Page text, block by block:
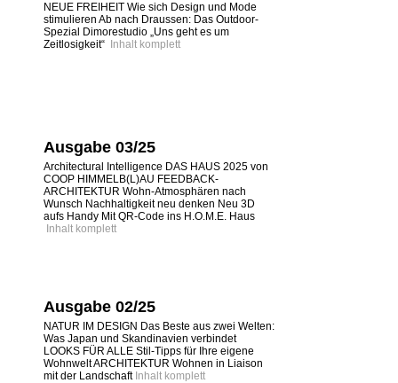
NEUE FREIHEIT Wie sich Design und Mode
stimulieren Ab nach Draussen: Das Outdoor-
Spezial Dimorestudio „Uns geht es um
Zeitlosigkeit“
Inhalt komplett
Ausgabe 03/25
Architectural Intelligence DAS HAUS 2025 von
COOP HIMMELB(L)AU FEEDBACK-
ARCHITEKTUR Wohn-Atmosphären nach
Wunsch Nachhaltigkeit neu denken Neu 3D
aufs Handy Mit QR-Code ins H.O.M.E. Haus
Inhalt komplett
Ausgabe 02/25
NATUR IM DESIGN Das Beste aus zwei Welten:
Was Japan und Skandinavien verbindet
LOOKS FÜR ALLE Stil-Tipps für Ihre eigene
Wohnwelt ARCHITEKTUR Wohnen in Liaison
mit der Landschaft Inhalt komplett